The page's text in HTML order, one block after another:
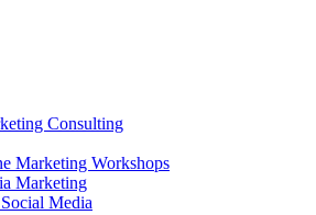
Consulting
Marketing Workshops
Marketing
Media